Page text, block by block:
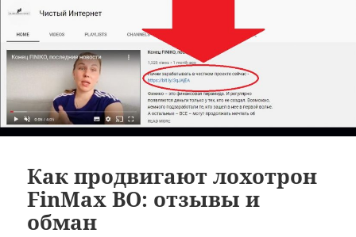
Как продвигают лохотрон
FinMax BO: отзывы и
обман